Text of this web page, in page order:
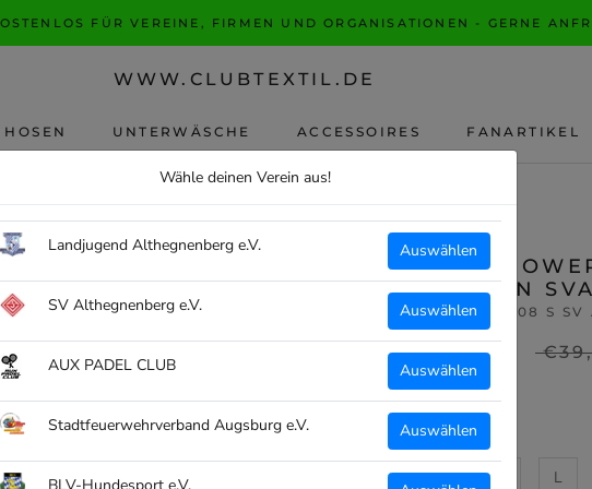
FÜR VEREINE, FIRMEN UND ORGANISATIONEN - GERNE
HOSEN UNTERWÄSCHE ACCESSOIRES
FANARTIKEL
FANARTIKEL
WWW.CLUBTEXTIL.DE
Wähle deinen Verein aus!
Landjugend Althegnenberg e.V. Auswählen
SV Althegnenberg e.V. Auswählen
AUX PADEL CLUB Auswählen
Stadtfeuerwehrverband Augsburg e.V. Auswählen
JAKO
JAKO
HERREN SVA
SKU:6519-08 S SV
€27,95
inkl. MwSt
Unisex:
S
L